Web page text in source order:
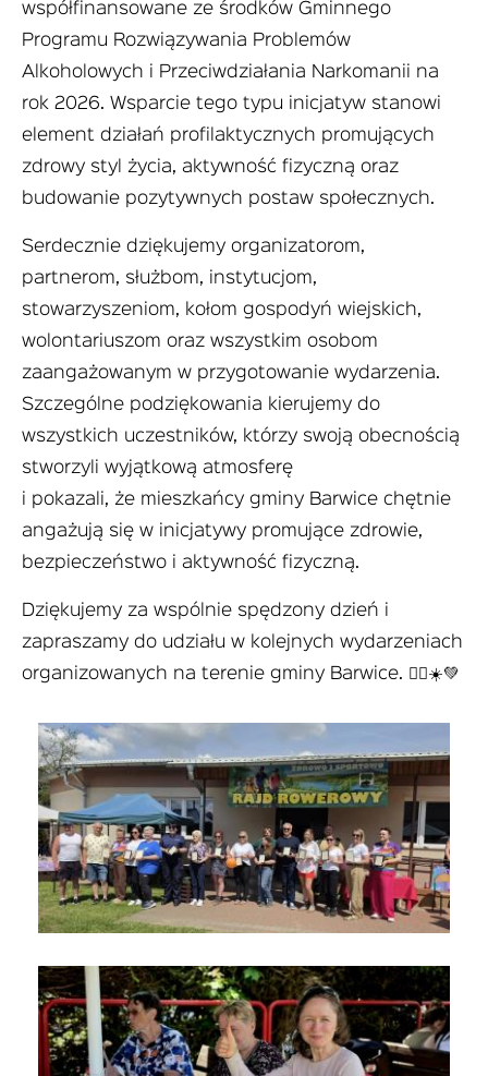
współfinansowane ze środków Gminnego
Programu Rozwiązywania Problemów
Alkoholowych i Przeciwdziałania Narkomanii na
rok 2026. Wsparcie tego typu inicjatyw stanowi
element działań profilaktycznych promujących
zdrowy styl życia, aktywność fizyczną oraz
budowanie pozytywnych postaw społecznych.
Serdecznie dziękujemy organizatorom,
partnerom, służbom, instytucjom,
stowarzyszeniom, kołom gospodyń wiejskich,
wolontariuszom oraz wszystkim osobom
zaangażowanym w przygotowanie wydarzenia.
Szczególne podziękowania kierujemy do
wszystkich uczestników, którzy swoją obecnością
stworzyli wyjątkową atmosferę
i pokazali, że mieszkańcy gminy Barwice chętnie
angażują się w inicjatywy promujące zdrowie,
bezpieczeństwo i aktywność fizyczną.
Dziękujemy za wspólnie spędzony dzień i
zapraszamy do udziału w kolejnych wydarzeniach
organizowanych na terenie gminy Barwice. 🚴‍♀️☀️💚